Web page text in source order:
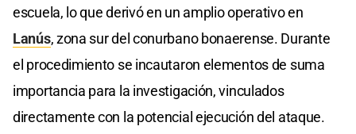
escuela, lo que derivó en un amplio operativo en
Lanús, zona sur del conurbano bonaerense. Durante
el procedimiento se incautaron elementos de suma
importancia para la investigación, vinculados
directamente con la potencial ejecución del ataque.